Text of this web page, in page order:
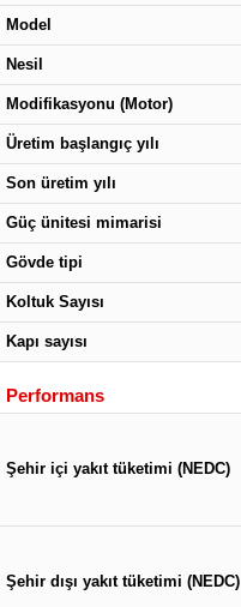
Model
Nesil
Modifikasyonu (Motor)
Üretim başlangıç yılı
Son üretim yılı
Güç ünitesi mimarisi
Gövde tipi
Koltuk Sayısı
Kapı sayısı
Performans
Şehir içi yakıt tüketimi (NEDC)
Şehir dışı yakıt tüketimi (NEDC)